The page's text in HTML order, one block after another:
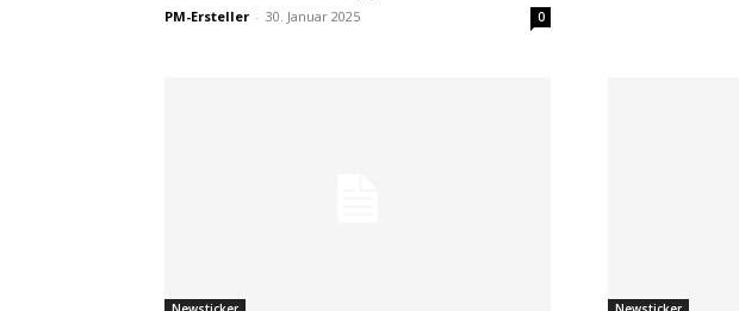
PM-Ersteller - 30. Januar 2025 0